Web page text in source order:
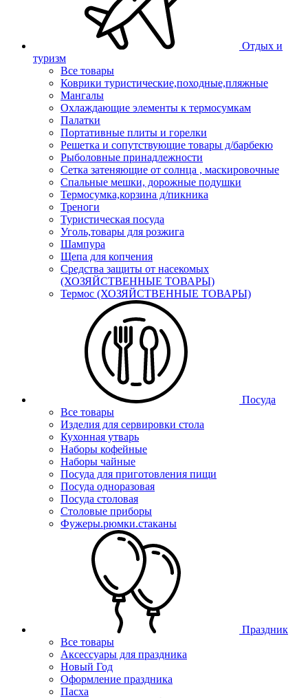
Отдых и
туризм
Все товары
Коврики туристические,походные,пляжные
Мангалы
Охлаждающие элементы к термосумкам
Палатки
Портативные плиты и горелки
Решетка и сопутствующие товары д/барбекю
Рыболовные принадлежности
Сетка затеняющие от солнца , маскировочные
Спальные мешки, дорожные подушки
Термосумка,корзина д/пикника
Треноги
Туристическая посуда
Уголь,товары для розжига
Шампура
Щепа для копчения
Средства защиты от насекомых
(ХОЗЯЙСТВЕННЫЕ ТОВАРЫ)
Термос (ХОЗЯЙСТВЕННЫЕ ТОВАРЫ)
Посуда
Все товары
Изделия для сервировки стола
Кухонная утварь
Наборы кофейные
Наборы чайные
Посуда для приготовления пищи
Посуда одноразовая
Посуда столовая
Столовые приборы
Фужеры.рюмки.стаканы
Праздник
Все товары
Аксессуары для праздника
Новый Год
Оформление праздника
Пасха